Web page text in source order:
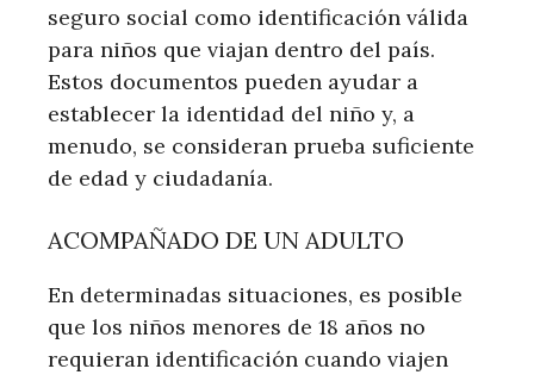
seguro social como identificación válida
para niños que viajan dentro del país.
Estos documentos pueden ayudar a
establecer la identidad del niño y, a
menudo, se consideran prueba suficiente
de edad y ciudadanía.
ACOMPAÑADO DE UN ADULTO
En determinadas situaciones, es posible
que los niños menores de 18 años no
requieran identificación cuando viajen